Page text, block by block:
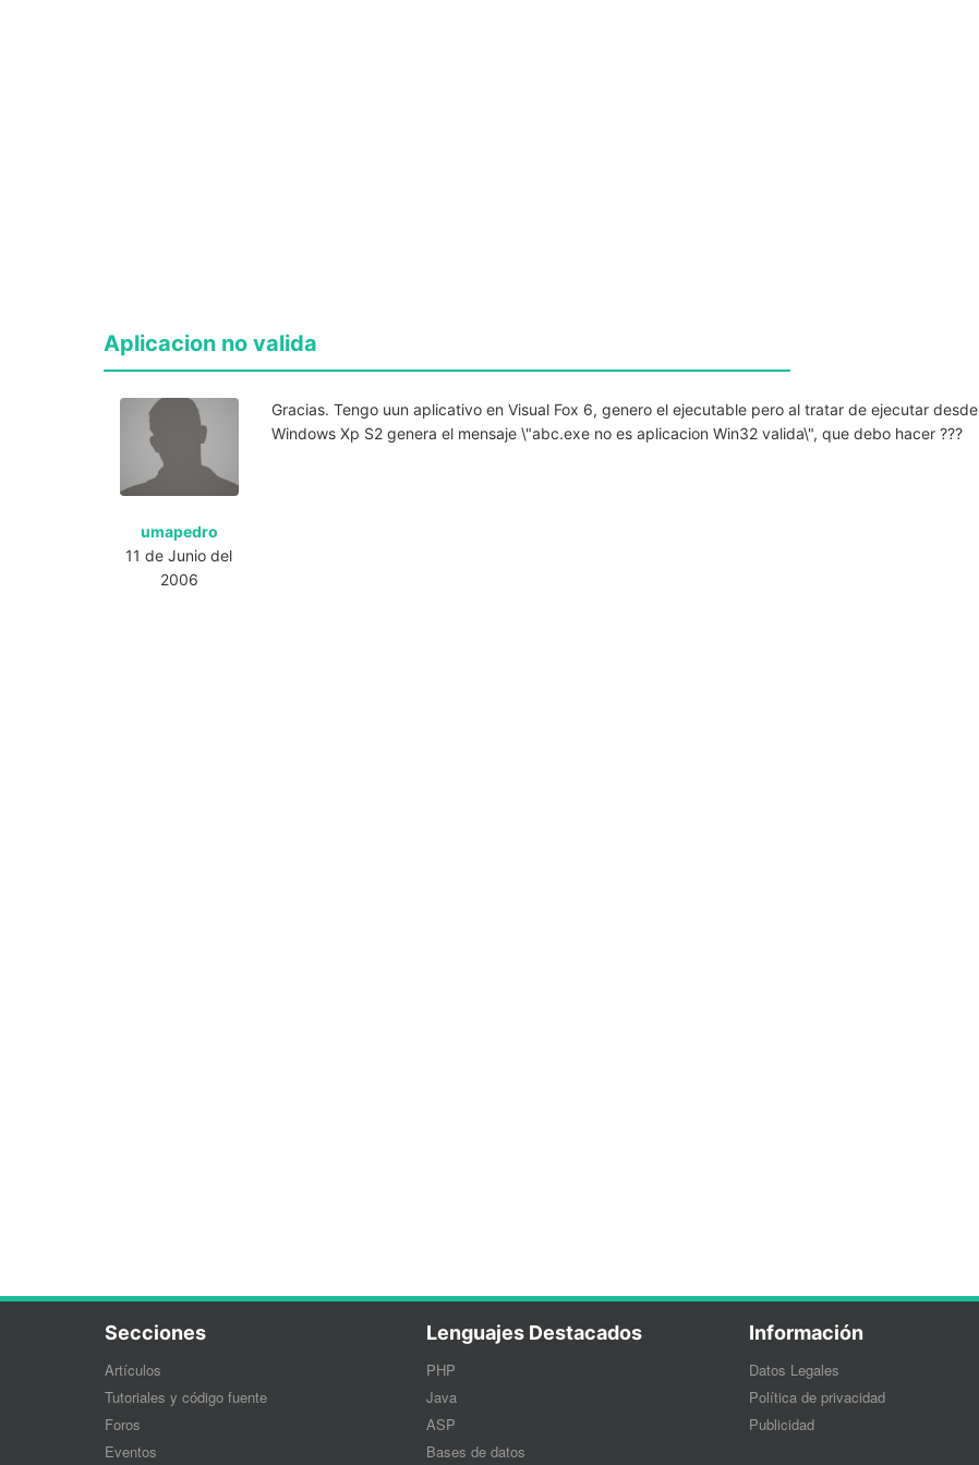
Aplicacion no valida
umapedro
11 de Junio del
2006
Gracias. Tengo uun aplicativo en Visual Fox 6, genero el ejecutable pero al tratar de ejecutar desde
Windows Xp S2 genera el mensaje \"abc.exe no es aplicacion Win32 valida\", que debo hacer ???
Secciones
Artículos
Tutoriales y código fuente
Foros
Eventos
Lenguajes Destacados
PHP
Java
ASP
Bases de datos
Información
Datos Legales
Política de privacidad
Publicidad